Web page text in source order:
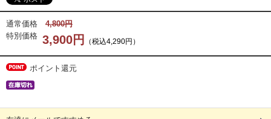
通常価格
4,800円
特別価格 3,900円 （税込4,290円）
ポイント還元